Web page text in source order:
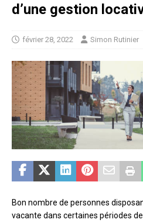
d’une gestion
février 28, 2022 Simon Rutinier
Bon nombre de personnes
vacante dans certaines périodes